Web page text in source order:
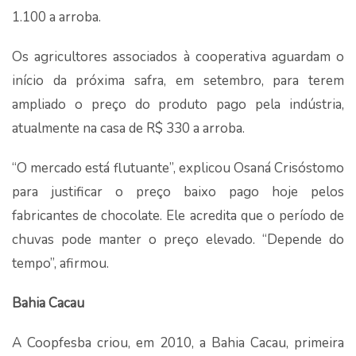
1.100 a arroba.
Os agricultores associados à cooperativa aguardam o
início da próxima safra, em setembro, para terem
ampliado o preço do produto pago pela indústria,
atualmente na casa de R$ 330 a arroba.
“O mercado está flutuante”, explicou Osaná Crisóstomo
para justificar o preço baixo pago hoje pelos
fabricantes de chocolate. Ele acredita que o período de
chuvas pode manter o preço elevado. “Depende do
tempo”, afirmou.
Bahia Cacau
A Coopfesba criou, em 2010, a Bahia Cacau, primeira